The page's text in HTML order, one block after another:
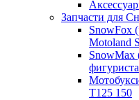
Запчасти для
SnowFox
Motoland
SnowMax
Т125 150